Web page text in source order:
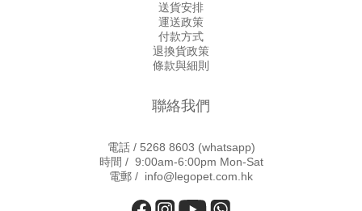
送貨安排
運送政策
付款方式
退換貨政策
條款與細則
聯絡我們
電話 / 5268 8603 (whatsapp)
時間 / 9:00am-6:00pm Mon-Sat
電郵 / info@legopet.com.hk